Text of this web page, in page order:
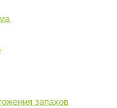
запахов